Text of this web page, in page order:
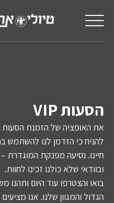
הסעות VIP
להניח כי הזדמן לנו להשתמש
ובוודאי שלא כולנו זכינו לחוות.
הגדול והמגוון שלנו. אנו